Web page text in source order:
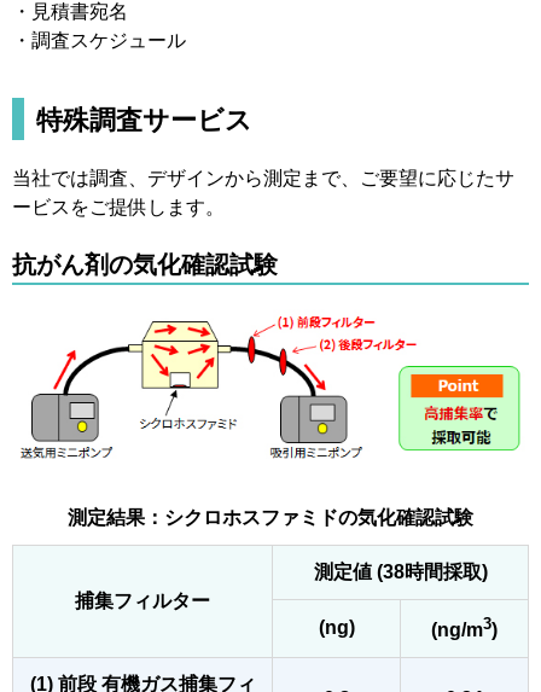
・見積書宛名
・調査スケジュール
特殊調査サービス
当社では調査、デザインから測定まで、ご要望に応じたサ
ービスをご提供します。
抗がん剤の気化確認試験
測定結果：シクロホスファミドの気化確認試験
捕集フィルター
測定値 (38時間採取)
(ng) (ng/m3)
(1) 前段 有機ガス捕集フィ